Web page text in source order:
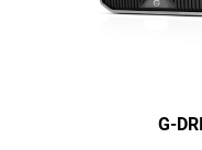
G-